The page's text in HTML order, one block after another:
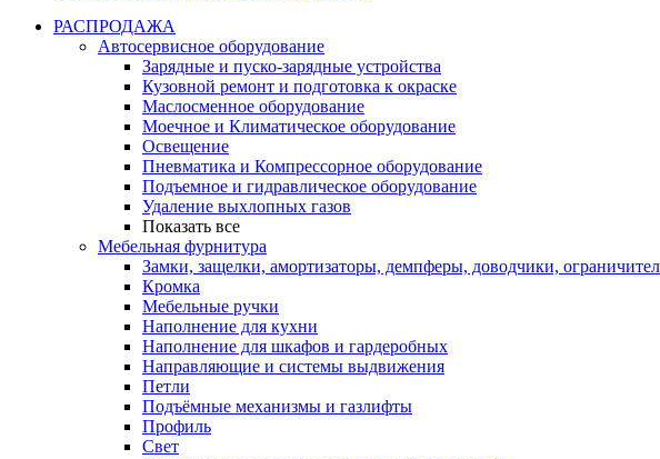
РАСПРОДАЖА
Автосервисное оборудование
Зарядные и пуско-зарядные устройства
Кузовной ремонт и подготовка к окраске
Маслосменное оборудование
Моечное и Климатическое оборудование
Освещение
Пневматика и Компрессорное оборудование
Подъемное и гидравлическое оборудование
Удаление выхлопных газов
Показать все
Мебельная фурнитура
Замки, защелки, амортизаторы, демпферы, доводчики,
Кромка
Мебельные ручки
Наполнение для кухни
Наполнение для шкафов и гардеробных
Направляющие и системы выдвижения
Петли
Подъёмные механизмы и газлифты
Профиль
Свет